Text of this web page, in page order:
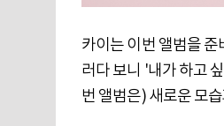
카이는 이번 앨범을
러다 보니 '내가 하고
번 앨범은) 새로운 모